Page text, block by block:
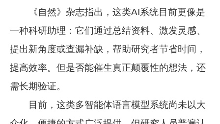
《自然》杂志指出，这类AI系统目前更像是
一种科研助理：它们通过总结资料、激发灵感、
提出新角度或查漏补缺，帮助研究者节省时间，
提高效率。但是否能催生真正颠覆性的想法，还
需长期验证。
目前，这类多智能体语言模型系统尚未以大